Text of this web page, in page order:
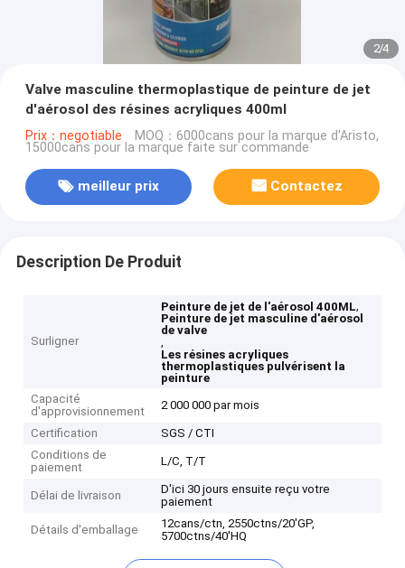
2/4
Valve masculine thermoplastique de peinture de jet
d'aérosol des résines acryliques 400ml
Prix：negotiable MOQ：6000cans pour la marque d'Aristo,
15000cans pour la marque faite sur commande
meilleur prix Contactez
Description De Produit
Surligner
Peinture de jet de l'aérosol 400ML,
Peinture de jet masculine d'aérosol
de valve
,
Les résines acryliques
thermoplastiques pulvérisent la
peinture
Capacité
d'approvisionnement
2 000 000 par mois
Certification
SGS / CTI
Conditions de
paiement
L/C, T/T
Délai de livraison
D'ici 30 jours ensuite reçu votre
paiement
Détails d'emballage
12cans/ctn, 2550ctns/20'GP,
5700ctns/40'HQ